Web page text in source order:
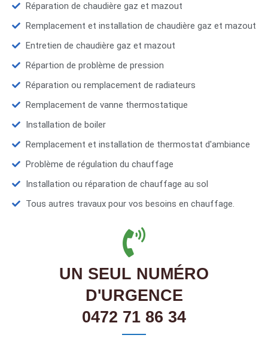
Réparation de chaudière gaz et mazout
Remplacement et installation de chaudière gaz et mazout
Entretien de chaudière gaz et mazout
Répartion de problème de pression
Réparation ou remplacement de radiateurs
Remplacement de vanne thermostatique
Installation de boiler
Remplacement et installation de thermostat d'ambiance
Problème de régulation du chauffage
Installation ou réparation de chauffage au sol
Tous autres travaux pour vos besoins en chauffage.
UN SEUL NUMÉRO
D'URGENCE
0472 71 86 34